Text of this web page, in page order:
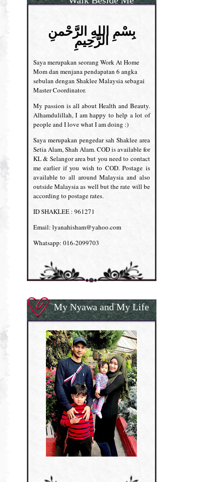
بِسْمِ اللهِ الرَّحْمنِ
الرَّحِيمِ
Saya merupakan seorang Work At Home
Mom dan menjana pendapatan 6 angka
sebulan dengan Shaklee Malaysia sebagai
Master Coordinator.
My passion is all about Health and Beauty.
Alhamdulillah, I am happy to help a lot of
people and I love what I am doing :)
Saya merupakan pengedar sah Shaklee area
Setia Alam, Shah Alam. COD is available for
KL & Selangor area but you need to contact
me earlier if you wish to COD. Postage is
available to all around Malaysia and also
outside Malaysia as well but the rate will be
according to postage rates.
ID SHAKLEE : 961271
Email: lyanahisham@yahoo.com
Whatsapp: 016-2099703
My Nyawa and My Life